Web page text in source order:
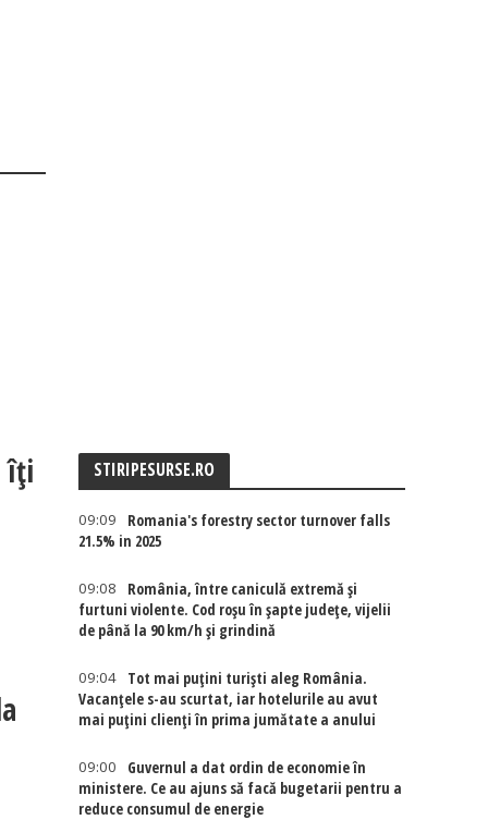
îți STIRIPESURSE.RO
09:09
Romania's forestry sector turnover falls
21.5% in 2025
09:08
România, între caniculă extremă și
furtuni violente. Cod roșu în șapte județe, vijelii
de până la 90 km/h și grindină
09:04
Tot mai puțini turiști aleg România.
Vacanțele s-au scurtat, iar hotelurile au avut
mai puțini clienți în prima jumătate a anului
09:00
Guvernul a dat ordin de economie în
ministere. Ce au ajuns să facă bugetarii pentru a
reduce consumul de energie